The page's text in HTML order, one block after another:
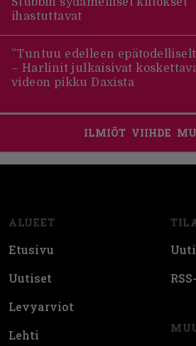
ihastuttavat
”Tuntuu edelleen
– Harlinit julkaisivat
videon pikku Daxista
ILMIÖT VIIHDE
ALUEET
Etusivu
Uutiset
Levyarviot
Lehti